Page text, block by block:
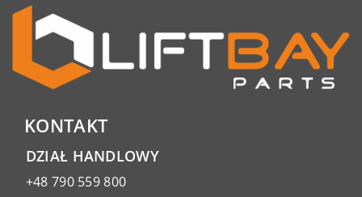
KONTAKT
DZIAŁ HANDLOWY
+48 790 559 800